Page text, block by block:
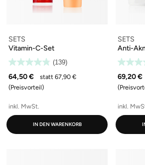
SETS
Vitamin-C-Set
(139)
64,50 €
statt 67,90 €
(Preisvorteil)
inkl. MwSt.
IN DEN WARENKORB
SETS
Anti-
69,20 €
inkl.